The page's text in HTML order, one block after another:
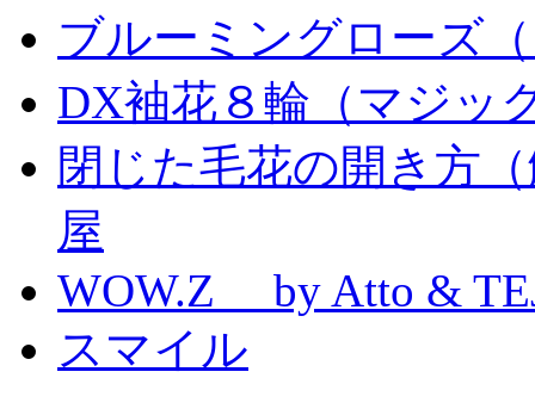
ブルーミングローズ
DX袖花８輪（マジッ
閉じた毛花の開き方
屋
WOW.Z by Atto &
スマイル